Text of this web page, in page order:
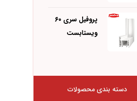
پروفیل سری ۶۰
ویستابست
دسته بندی محصولات